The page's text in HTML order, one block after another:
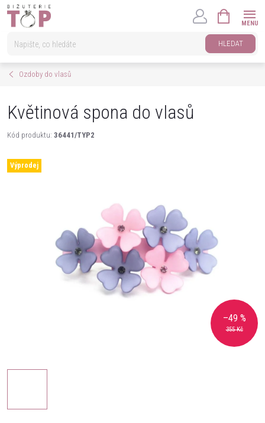
Přejít
HLEDAT
KOŠÍK
Ozdoby do vlasů
Květinová spona do vlasů
Kód produktu: 36441/TYP2
Výprodej
355 Kč
–49 %